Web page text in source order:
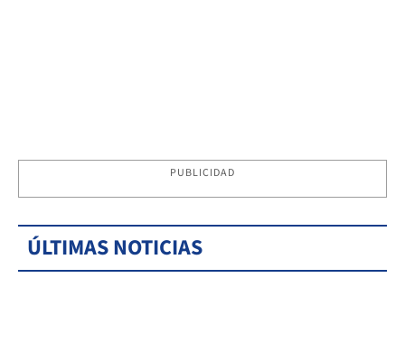
PUBLICIDAD
ÚLTIMAS NOTICIAS